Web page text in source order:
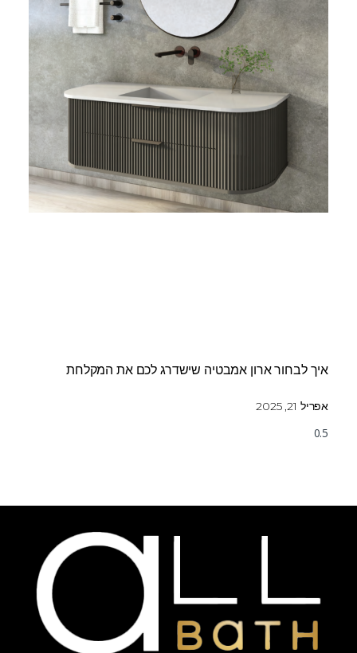
איך לבחור ארון אמבטיה שישדרג לכם את המקלחת
אפריל 21, 2025